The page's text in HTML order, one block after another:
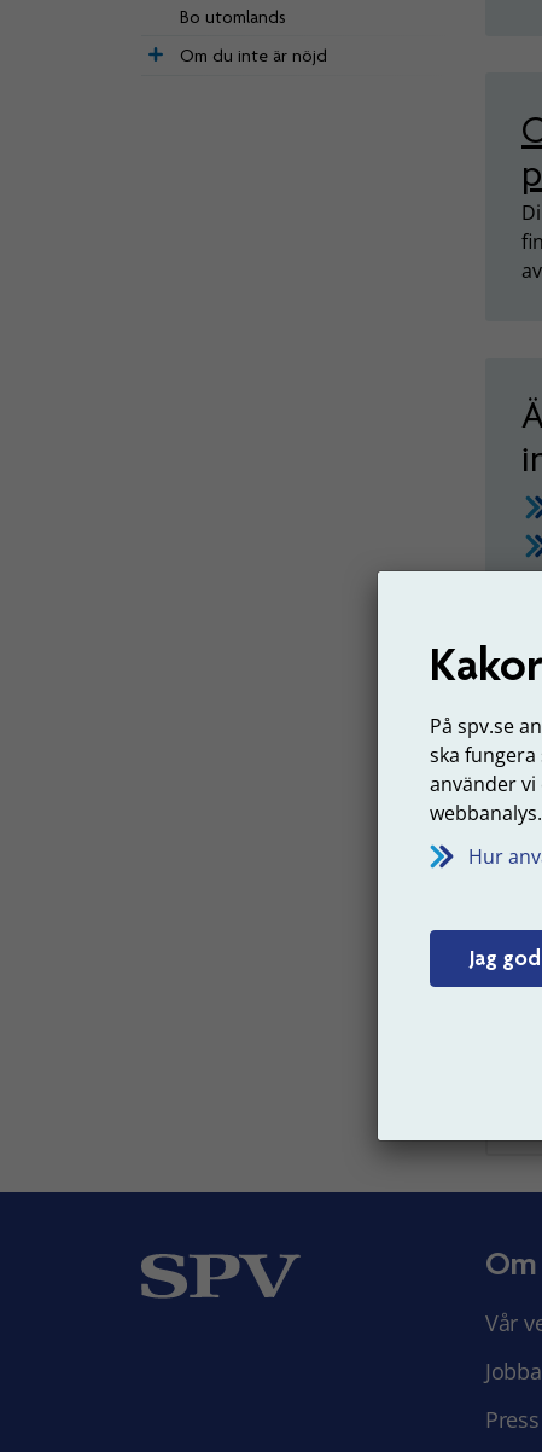
På spv.se
ska
använder
webbanalys.
Hur
Jag
Bo utomlands
Om du inte är nöjd
Om
Vår